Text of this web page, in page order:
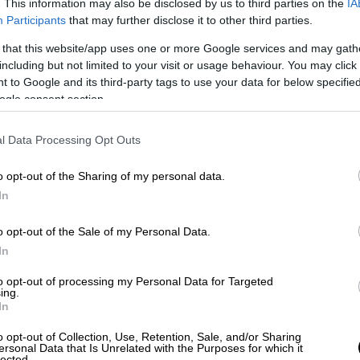
This information may also be disclosed by us to third parties on the
Participants that may further disclose it to other third parties.
that this website/app uses one or more Google services and may
but not limited to your visit or usage behaviour. You may
to Google and its third-party tags to use your data for below
consent section.
Data Processing Opt Outs
opt-out of the Sharing of my personal data.
opt-out of the Sale of my Personal Data.
opt-out of processing my Personal Data for Targeted
opt-out of Collection, Use, Retention, Sale, and/or Sharing
Data that Is Unrelated with the Purposes for which it
Κόσμος|25.04.2025 23:15
Περικοπές των υπηρεσιών του
ΟΗΕ για τη σίτιση και τους
πρόσφυγες λόγω των σημαντικών
των Ηνωμένων Εθνών σχεδιάζουν
Κόσμος|25.04.2025 23:01
Διάλογος μεν, από διαφορετικούς
«άμβωνες» δε...